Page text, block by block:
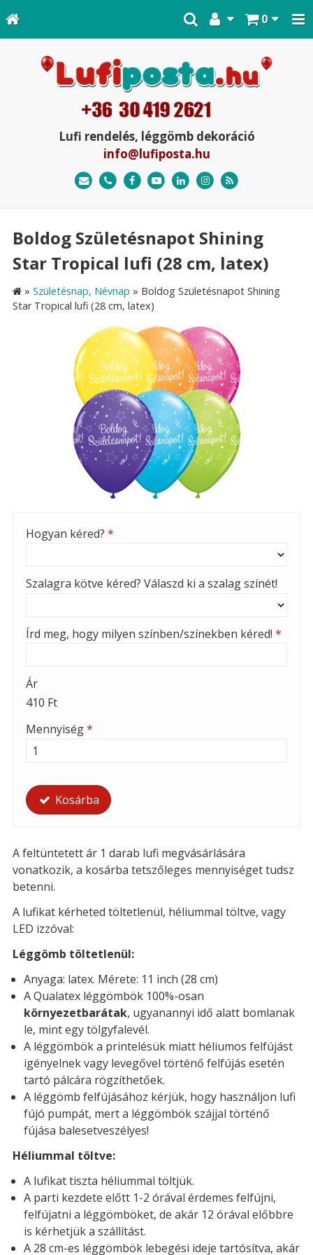
0
Lufi rendelés, léggömb dekoráció
info@lufiposta.hu
Boldog Születésnapot Shining
Star Tropical lufi (28 cm, latex)
» Születésnap, Névnap » Boldog Születésnapot Shining
Star Tropical lufi (28 cm, latex)
Hogyan kéred? *
Szalagra kötve kéred? Válaszd ki a szalag színét!
Írd meg, hogy milyen színben/színekben kéred! *
Ár
410 Ft
Mennyiség*
Kosárba
A feltüntetett ár 1 darab lufi megvásárlására
vonatkozik, a kosárba tetszőleges mennyiséget tudsz
betenni.
A lufikat kérheted töltetlenül, héliummal töltve, vagy
LED izzóval:
Léggömb töltetlenül:
Anyaga: latex. Mérete: 11 inch (28 cm)
A Qualatex léggömbök 100%-osan
környezetbarátak, ugyanannyi idő alatt bomlanak
le, mint egy tölgyfalevél.
A léggömbök a printelésük miatt héliumos felfújást
igényelnek vagy levegővel történő felfújás esetén
tartó pálcára rögzíthetőek.
A léggömb felfújásához kérjük, hogy használjon lufi
fújó pumpát, mert a léggömbök szájjal történő
fújása balesetveszélyes!
Héliummal töltve:
A lufikat tiszta héliummal töltjük.
A parti kezdete előtt 1-2 órával érdemes felfújni,
felfújatni a léggömböket, de akár 12 órával előbbre
is kérhetjük a szállítást.
A 28 cm-es léggömbök lebegési ideje tartósítva, akár